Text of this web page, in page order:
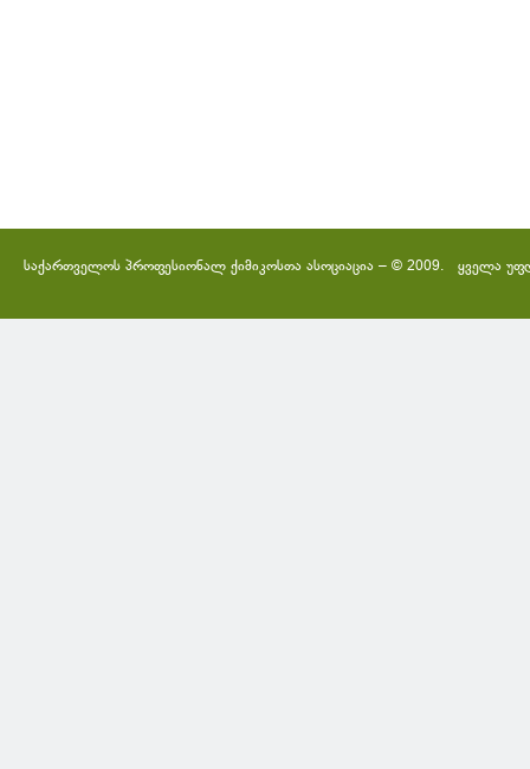
საქართველოს პროფესიონალ ქიმიკოსთა ასოციაცია – © 2009. ყველა